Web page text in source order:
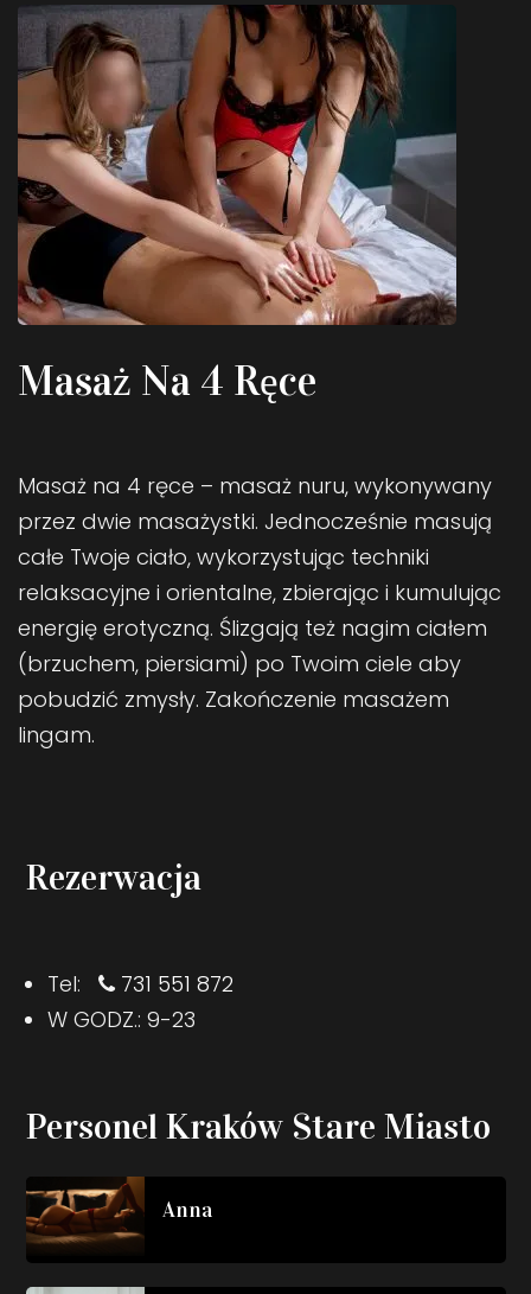
Masaż Na 4 Ręce
Masaż na 4 ręce – masaż nuru, wykonywany
przez dwie masażystki. Jednocześnie masują
całe Twoje ciało, wykorzystując techniki
relaksacyjne i orientalne, zbierając i kumulując
energię erotyczną. Ślizgają też nagim ciałem
(brzuchem, piersiami) po Twoim ciele aby
pobudzić zmysły. Zakończenie masażem
lingam.
Rezerwacja
Tel:
731 551 872
W GODZ.: 9-23
Personel Kraków Stare Miasto
Anna